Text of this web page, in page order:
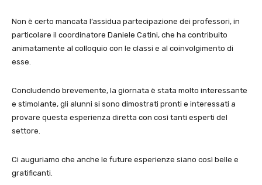
Non è certo mancata l’assidua partecipazione dei professori, in
particolare il coordinatore Daniele Catini, che ha contribuito
animatamente al colloquio con le classi e al coinvolgimento di
esse.
Concludendo brevemente, la giornata è stata molto interessante
e stimolante, gli alunni si sono dimostrati pronti e interessati a
provare questa esperienza diretta con così tanti esperti del
settore.
Ci auguriamo che anche le future esperienze siano così belle e
gratificanti.